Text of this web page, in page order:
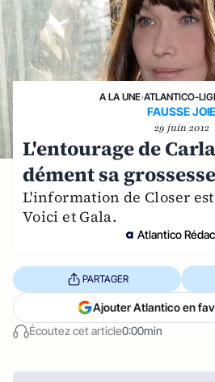
A LA UNE›ATLANTICO-
FAUSSE JOIE
29 juin 2012
L'entourage de
dément sa grossesse
L'information de Closer
Voici et Gala.
Atlantico
Écoutez cet article0:00min
PARTAGER
Ajouter Atlantico en